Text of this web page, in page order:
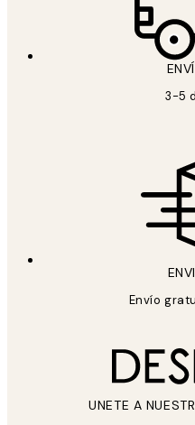
3-5
Envío
UNETE A